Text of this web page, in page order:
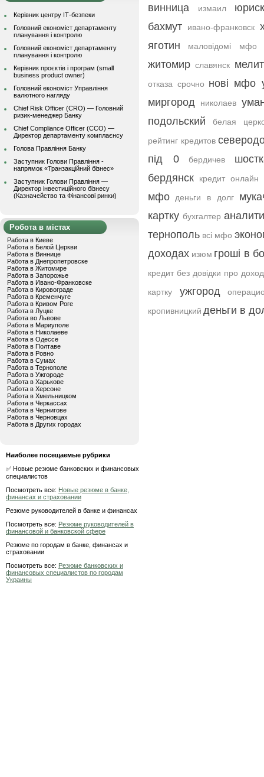
Керівник центру ІТ-безпеки
Головний економіст департаменту
планування і контролю
Головний економіст департаменту
планування і контролю
Керівник проєктів і програм (small
business product owner)
Головний економіст Управління
валютного нагляду
Chief Risk Officer (CRO) — Головний
ризик-менеджер Банку
Chief Compliance Officer (CCO) —
Директор департаменту комплаєнсу
Голова Правління Банку
Заступник Голови Правління -
напрямок «Транзакційний бізнес»
Заступник Голови Правління —
Директор інвестиційного бізнесу
(Казначейство та Фінансові ринки)
Робота в містах
Работа в Киеве
Работа в Белой Церкви
Работа в Виннице
Работа в Днепропетровске
Работа в Житомире
Работа в Запорожье
Работа в Ивано-Франковске
Работа в Кировограде
Работа в Кременчуге
Работа в Кривом Роге
Работа в Луцке
Работа во Львове
Работа в Мариуполе
Работа в Николаеве
Работа в Одессе
Работа в Полтаве
Работа в Ровно
Работа в Сумах
Работа в Тернополе
Работа в Ужгороде
Работа в Харькове
Работа в Херсоне
Работа в Хмельницком
Работа в Черкассах
Работа в Чернигове
Работа в Черновцах
Работа в Других городах
Наиболее посещаемые рубрики
✅ Новые резюме банковских и финансовых
специалистов
Посмотреть все: Новые резюме в банке,
финансах и страховании
Резюме руководителей в банке и финансах
Посмотреть все: Резюме руководителей в
финансовой и банковской сфере
Резюме по городам в банке, финансах и
страховании
Посмотреть все: Резюме банковских и
финансовых специалистов по городам
Украины
винница измаил
бахмут
ивано-франковск
яготин
маловідомі мфо
житомир славянск
отказа срочно нові мфо
миргород
николаев
подольский
белая
рейтинг кредитов
під 0
бердичев
бердянск
кредит онлайн
мфо деньги в долг
картку бухгалтер
тернополь всі мфо
доходах изюм гроші в
кредит без довідки про
картку
ужгород
кропивницкий деньги в